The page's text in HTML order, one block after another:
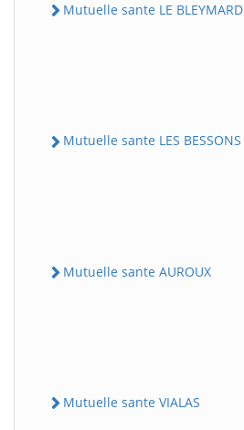
Mutuelle sante LE BLEYMARD
Mutuelle sante LES BESSONS
Mutuelle sante AUROUX
Mutuelle sante VIALAS